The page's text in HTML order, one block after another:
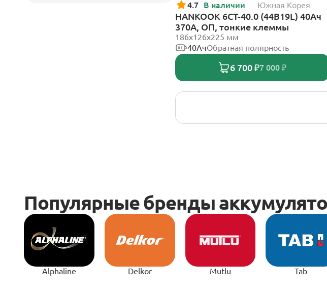
4.7 В наличии Южная Корея
HANKOOK 6СТ-40.0 (44B19L) 40Ач
370А, ОП, тонкие клеммы
186х126х225 мм
40АчОбратная полярность
6 700 ₽7 000 ₽
Alphaline Delkor Mutlu Tab